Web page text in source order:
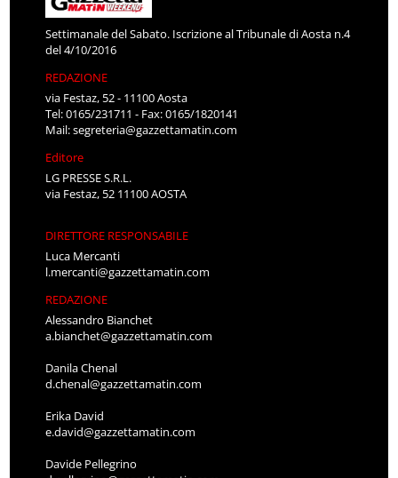
Settimanale del Sabato. Iscrizione al Tribunale di Aosta n.4
del 4/10/2016
REDAZIONE
via Festaz, 52 - 11100 Aosta
Tel: 0165/231711 - Fax: 0165/1820141
Mail:segreteria@gazzettamatin.com
Editore
LG PRESSE S.R.L.
via Festaz, 52 11100 AOSTA
DIRETTORE RESPONSABILE
Luca Mercanti
l.mercanti@gazzettamatin.com
REDAZIONE
Alessandro Bianchet
a.bianchet@gazzettamatin.com
Danila Chenal
d.chenal@gazzettamatin.com
Erika David
e.david@gazzettamatin.com
Davide Pellegrino